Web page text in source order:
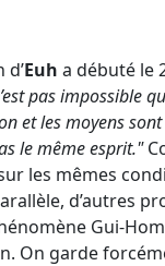
Euh a débuté le
pas impossible
et les moyens
le même esprit."
les mêmes
d’autres
Gui-
On garde